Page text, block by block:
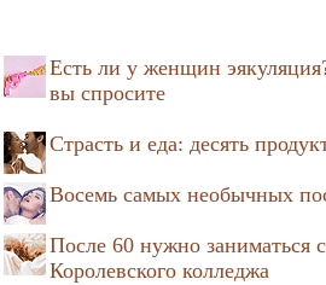
Есть ли у женщин
вы спросите
Страсть и еда: десять
Восемь самых необычных
После 60 нужно заниматься
Королевского колледжа